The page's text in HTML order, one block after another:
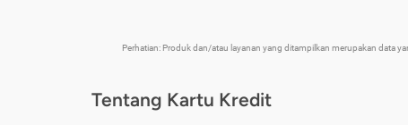
Perhatian: Produk dan/atau layanan yang ditampilkan merupakan data
Tentang Kartu Kredit